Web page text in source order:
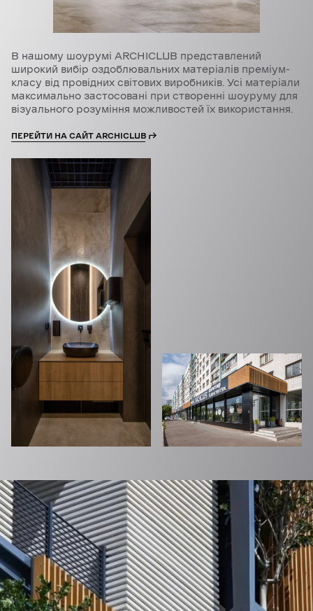
В нашому шоурумі ARCHICLUB представлений
широкий вибір оздоблювальних матеріалів преміум-
класу від провідних світових виробників. Усі матеріали
максимально застосовані при створенні шоуруму для
візуального розуміння можливостей їх використання.
ПЕРЕЙТИ НА САЙТ ARCHICLUB